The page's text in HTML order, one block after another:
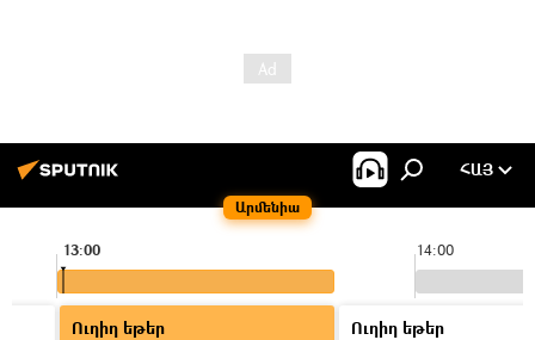
Արմենիա
ՀԱՅ
14:00
13:00
Ուղիղ եթեր
Ուղիղ եթեր